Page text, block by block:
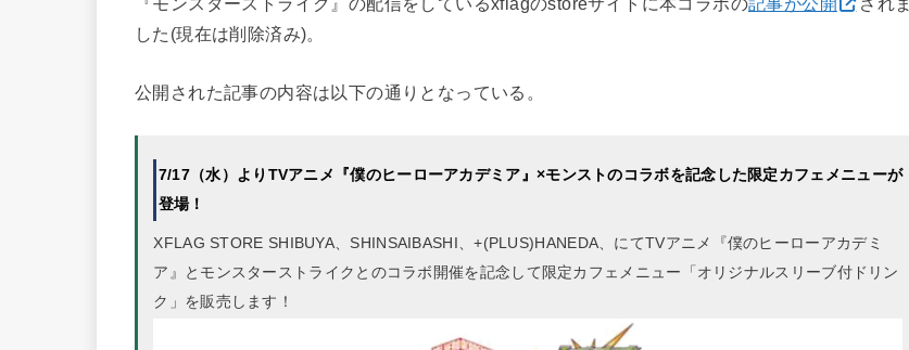
『モンスターストライク』の配信をしているxflagのstoreサイトに本コラボの記事が公開
されま
した(現在は削除済み)。
公開された記事の内容は以下の通りとなっている。
7/17（水）よりTVアニメ『僕のヒーローアカデミア』×モンストのコラボを記念した限定カフェメニューが
登場！
XFLAG STORE SHIBUYA、SHINSAIBASHI、+(PLUS)HANEDA、にてTVアニメ『僕のヒーローアカデミ
ア』とモンスターストライクとのコラボ開催を記念して限定カフェメニュー「オリジナルスリーブ付ドリン
ク」を販売します！